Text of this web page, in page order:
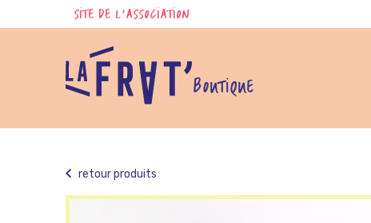
to
SITE DE L'ASSOCIATION
BOUTIQUE
retour produits